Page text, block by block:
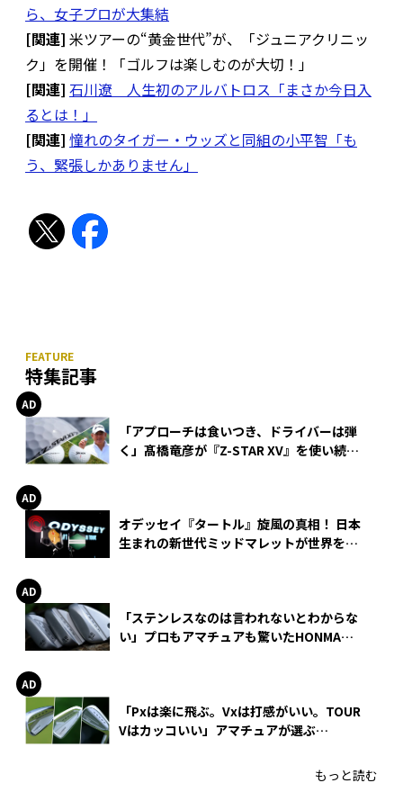
ら、女子プロが大集結
[関連] 米ツアーの“黄金世代”が、「ジュニアクリニッ
ク」を開催！「ゴルフは楽しむのが大切！」
[関連] 石川遼 人生初のアルバトロス「まさか今日入
るとは！」
[関連] 憧れのタイガー・ウッズと同組の小平智「も
う、緊張しかありません」
特集記事
「アプローチは食いつき、ドライバーは弾
く」髙橋竜彦が『Z-STAR XV』を使い続け
オデッセイ『タートル』旋風の真相！ 日本
生まれの新世代ミッドマレットが世界を席
「ステンレスなのは言われないとわからな
い」プロもアマチュアも驚いたHONMA
「Pxは楽に飛ぶ。Vxは打感がいい。TOUR
Vはカッコいい」アマチュアが選ぶ
もっと読む